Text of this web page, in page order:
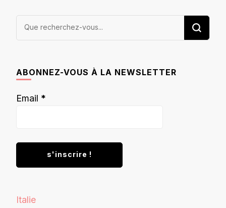
Vous
ABONNEZ-VOUS À LA NEWSLETTER
Email *
Italie